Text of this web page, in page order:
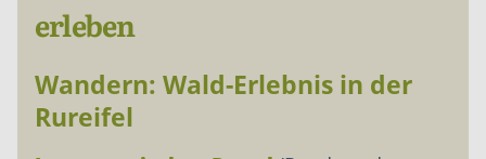
erleben
Wandern: Wald-Erlebnis in der
Rureifel